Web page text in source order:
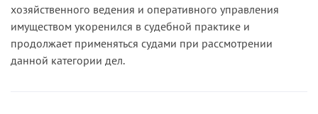
хозяйственного ведения и оперативного управления
имуществом укоренился в судебной практике и
продолжает применяться судами при рассмотрении
данной категории дел.